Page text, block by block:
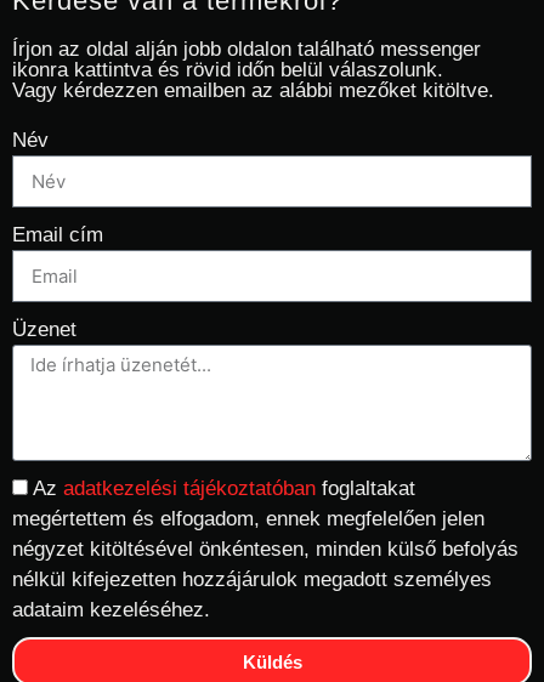
Írjon az oldal alján jobb oldalon található messenger
ikonra kattintva és rövid időn belül válaszolunk.
Vagy kérdezzen emailben az alábbi mezőket kitöltve.
Név
Email cím
Üzenet
Az adatkezelési tájékoztatóban foglaltakat
megértettem és elfogadom, ennek megfelelően jelen
négyzet kitöltésével önkéntesen, minden külső befolyás
nélkül kifejezetten hozzájárulok megadott személyes
adataim kezeléséhez.
Küldés